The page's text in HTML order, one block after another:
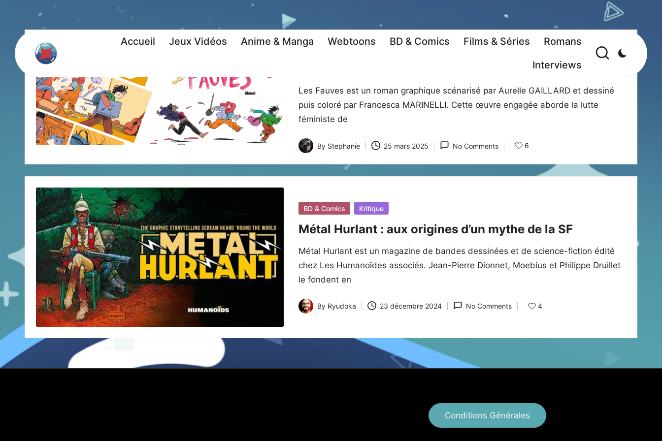
Accueil Jeux Vidéos Anime & Manga Webtoons BD & Comics Films & Séries
Romans
Interviews
Posted
BD & Comics Kritique
Les Fauves : une lutte féministe audacieuse !
Les Fauves est un roman graphique scénarisé par Aurelle GAILLARD et dessiné
puis coloré par Francesca MARINELLI. Cette œuvre engagée aborde la lutte
féministe de
Posted
by
By Stephanie 25 mars 2025 No Comments 6
Posted
BD & Comics Kritique
Métal Hurlant : aux origines d’un mythe de la SF
Métal Hurlant est un magazine de bandes dessinées et de science-fiction édité
chez Les Humanoïdes associés. Jean-Pierre Dionnet, Moebius et Philippe Druillet
le fondent en
Posted
By Ryudoka 23 décembre 2024 No Comments 4
Conditions Générales